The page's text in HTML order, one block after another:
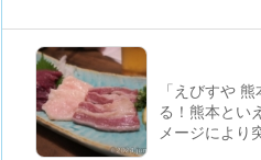
「えびすや
る！熊本とい
メージにより